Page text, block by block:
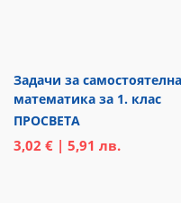
Задачи за
математика за 1. клас
ПРОСВЕТА
3,02 € | 5,91 лв.